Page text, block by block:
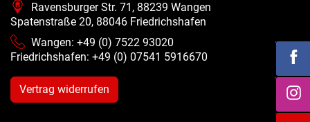
Ravensburger Str. 71, 88239 Wangen
Spatenstraße 20, 88046 Friedrichshafen
Wangen: +49 (0) 7522 93020
Friedrichshafen: +49 (0) 07541 5916670
Vertrag widerrufen